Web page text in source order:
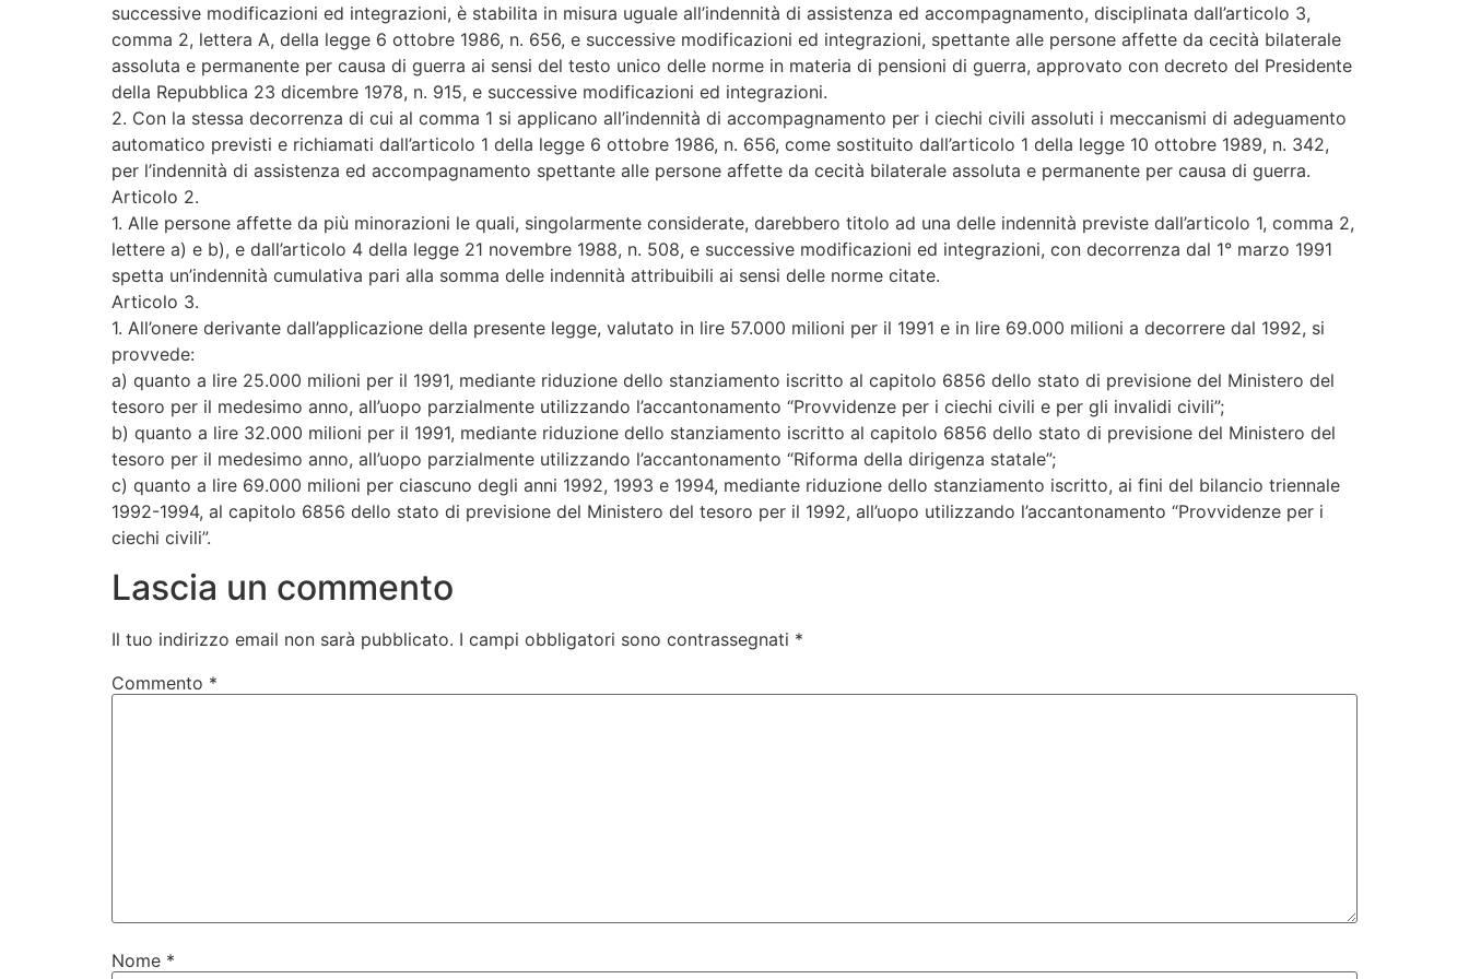
successive modificazioni ed integrazioni, è stabilita in misura uguale all’indennità di assistenza ed accompagnamento, disciplinata dall’articolo 3,
comma 2, lettera A, della legge 6 ottobre 1986, n. 656, e successive modificazioni ed integrazioni, spettante alle persone affette da cecità bilaterale
assoluta e permanente per causa di guerra ai sensi del testo unico delle norme in materia di pensioni di guerra, approvato con decreto del Presidente
della Repubblica 23 dicembre 1978, n. 915, e successive modificazioni ed integrazioni.
2. Con la stessa decorrenza di cui al comma 1 si applicano all’indennità di accompagnamento per i ciechi civili assoluti i meccanismi di adeguamento
automatico previsti e richiamati dall’articolo 1 della legge 6 ottobre 1986, n. 656, come sostituito dall’articolo 1 della legge 10 ottobre 1989, n. 342,
per l’indennità di assistenza ed accompagnamento spettante alle persone affette da cecità bilaterale assoluta e permanente per causa di guerra.
Articolo 2.
1. Alle persone affette da più minorazioni le quali, singolarmente considerate, darebbero titolo ad una delle indennità previste dall’articolo 1, comma 2,
lettere a) e b), e dall’articolo 4 della legge 21 novembre 1988, n. 508, e successive modificazioni ed integrazioni, con decorrenza dal 1° marzo 1991
spetta un’indennità cumulativa pari alla somma delle indennità attribuibili ai sensi delle norme citate.
Articolo 3.
1. All’onere derivante dall’applicazione della presente legge, valutato in lire 57.000 milioni per il 1991 e in lire 69.000 milioni a decorrere dal 1992, si
provvede:
a) quanto a lire 25.000 milioni per il 1991, mediante riduzione dello stanziamento iscritto al capitolo 6856 dello stato di previsione del Ministero del
tesoro per il medesimo anno, all’uopo parzialmente utilizzando l’accantonamento “Provvidenze per i ciechi civili e per gli invalidi civili”;
b) quanto a lire 32.000 milioni per il 1991, mediante riduzione dello stanziamento iscritto al capitolo 6856 dello stato di previsione del Ministero del
tesoro per il medesimo anno, all’uopo parzialmente utilizzando l’accantonamento “Riforma della dirigenza statale”;
c) quanto a lire 69.000 milioni per ciascuno degli anni 1992, 1993 e 1994, mediante riduzione dello stanziamento iscritto, ai fini del bilancio triennale
1992-1994, al capitolo 6856 dello stato di previsione del Ministero del tesoro per il 1992, all’uopo utilizzando l’accantonamento “Provvidenze per i
ciechi civili”.
Lascia un commento
Il tuo indirizzo email non sarà pubblicato. I campi obbligatori sono contrassegnati *
Commento *
Nome *